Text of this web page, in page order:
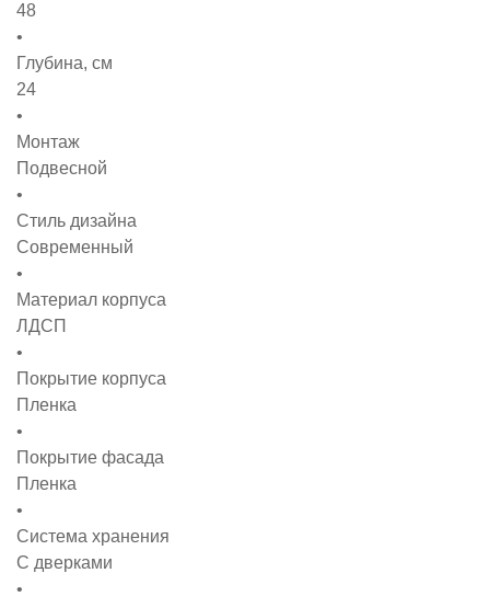
48
Глубина, см
24
Монтаж
Подвесной
Стиль дизайна
Современный
Материал корпуса
ЛДСП
Покрытие корпуса
Пленка
Покрытие фасада
Пленка
Система хранения
С дверками